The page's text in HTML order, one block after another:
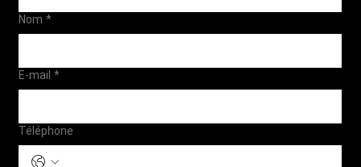
Nom *
E-mail *
Téléphone